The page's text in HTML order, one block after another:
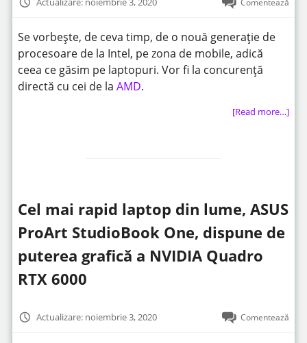
Se vorbește, de ceva timp, de o nouă generație de
procesoare de la Intel, pe zona de mobile, adică
ceea ce găsim pe laptopuri. Vor fi la concurență
directă cu cei de la AMD.
[Read more…]
Cel mai rapid laptop din lume, ASUS
ProArt StudioBook One, dispune de
puterea grafică a NVIDIA Quadro
RTX 6000
Actualizare: noiembrie 3, 2020 Comentează